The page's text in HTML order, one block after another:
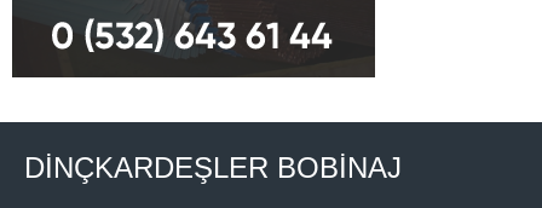
DİNÇKARDEŞLER BOBİNAJ